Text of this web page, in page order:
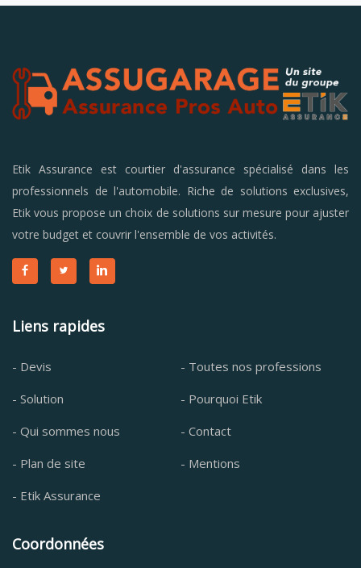
Etik Assurance est courtier d'assurance spécialisé dans les
professionnels de l'automobile. Riche de solutions exclusives,
Etik vous propose un choix de solutions sur mesure pour ajuster
votre budget et couvrir l'ensemble de vos activités.
Liens rapides
- Devis
- Toutes nos professions
- Solution
- Pourquoi Etik
- Qui sommes nous
- Contact
- Plan de site
- Mentions
- Etik Assurance
Coordonnées